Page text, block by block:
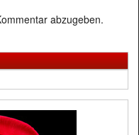
abzugeben.